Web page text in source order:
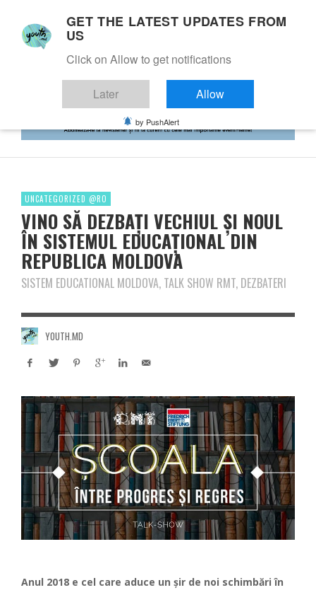
UNCATEGORIZED @RO
VINO SĂ DEZBAȚI VECHIUL ŞI NOUL
ÎN SISTEMUL EDUCAȚIONAL DIN
REPUBLICA MOLDOVA
SISTEM EDUCATIONAL MOLDOVA, TALK SHOW RMT, DEZBATERI
YOUTH.MD
Anul 2018 e cel care aduce un șir de noi schimbări în
GET THE LATEST UPDATES FROM
US
Click on Allow to get notifications
Later Allow
by PushAlert